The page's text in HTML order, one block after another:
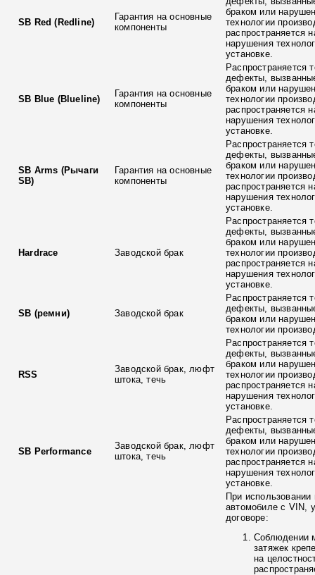
SB Red (Redline)
Гарантия на основные
компоненты
браком или
технологии
распространяется
нарушения
установке.
SB Blue (Blueline)
Гарантия на основные
компоненты
Распространяется
дефекты,
браком или
технологии
распространяется
нарушения
установке.
SB Arms (Рычаги
SB)
Гарантия на основные
компоненты
Распространяется
дефекты,
браком или
технологии
распространяется
нарушения
установке.
Hardrace Заводской брак
Распространяется
дефекты,
браком или
технологии
распространяется
нарушения
установке.
SB (ремни) Заводской брак
Распространяется
дефекты,
браком или
технологии
RSS
Заводской брак, люфт
штока, течь
Распространяется
дефекты,
браком или
технологии
распространяется
нарушения
установке.
SB Performance
Заводской брак, люфт
штока, течь
Распространяется
дефекты,
браком или
технологии
распространяется
нарушения
установке.
При использовании
автомобиле с VIN,
договоре:
Соблюдении
затяжек
на